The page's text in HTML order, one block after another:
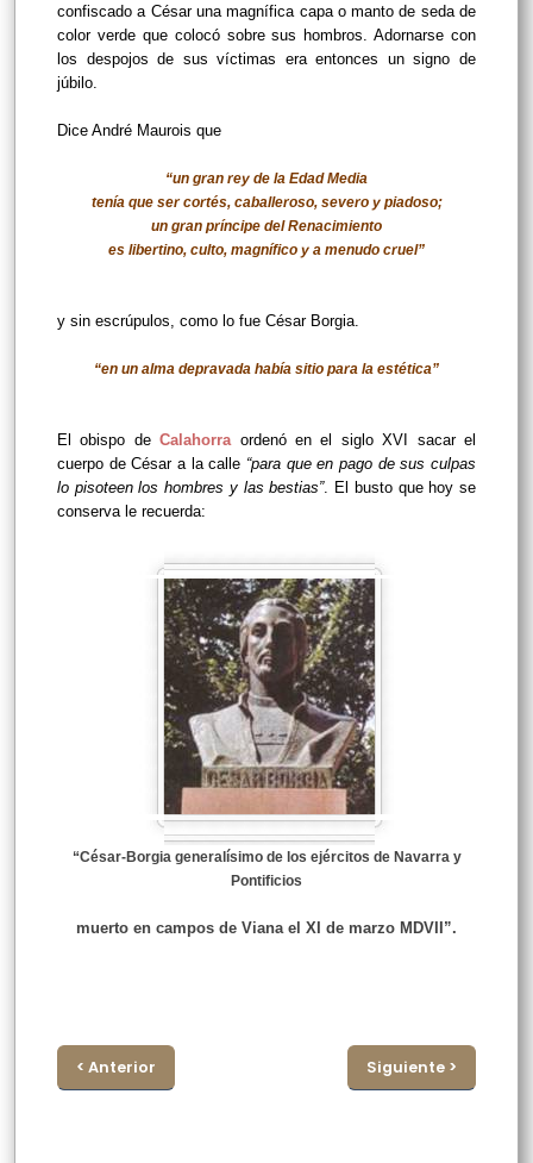
confiscado a César una magnífica capa o manto de seda de
color verde que colocó sobre sus hombros. Adornarse con
los despojos de sus víctimas era entonces un signo de
júbilo.
Dice André Maurois que
“un gran rey de la Edad Media
tenía que ser cortés, caballeroso, severo y piadoso;
un gran príncipe del Renacimiento
es libertino, culto, magnífico y a menudo cruel”
y sin escrúpulos, como lo fue César Borgia.
“en un alma depravada había sitio para la estética”
El obispo deCalahorra ordenó en el siglo XVI sacar el
cuerpo de César a la calle “para que en pago de sus culpas
lo pisoteen los hombres y las bestias”. El busto que hoy se
conserva le recuerda:
“César-Borgia generalísimo de los ejércitos de Navarra y
Pontificios
muerto en campos de Viana el XI de marzo MDVII”.
< Anterior Siguiente >